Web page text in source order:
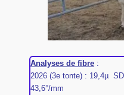
Analyses de fibre :
2026 (3e tonte) : 19,4µ
43,6°/mm